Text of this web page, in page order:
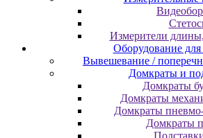
Измepитeли
Оборудование
Вывешевание /
Домкраты и
Домкраты
Домкраты
Домкраты
Домкраты